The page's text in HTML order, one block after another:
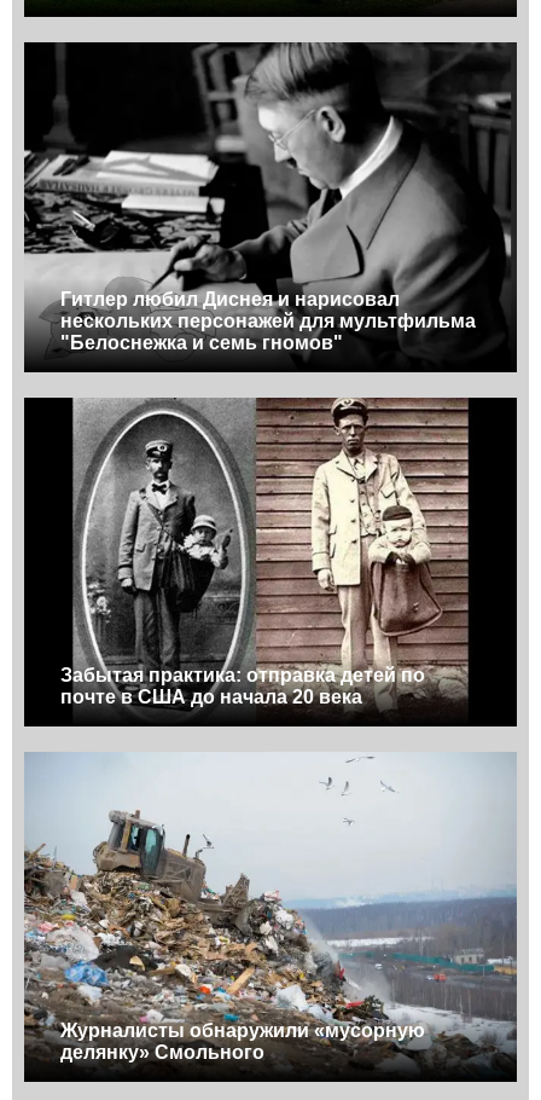
Гитлер любил Диснея и нарисовал
нескольких персонажей для мультфильма
"Белоснежка и семь гномов"
Забытая практика: отправка детей по
почте в США до начала 20 века
Журналисты обнаружили «мусорную
делянку» Смольного